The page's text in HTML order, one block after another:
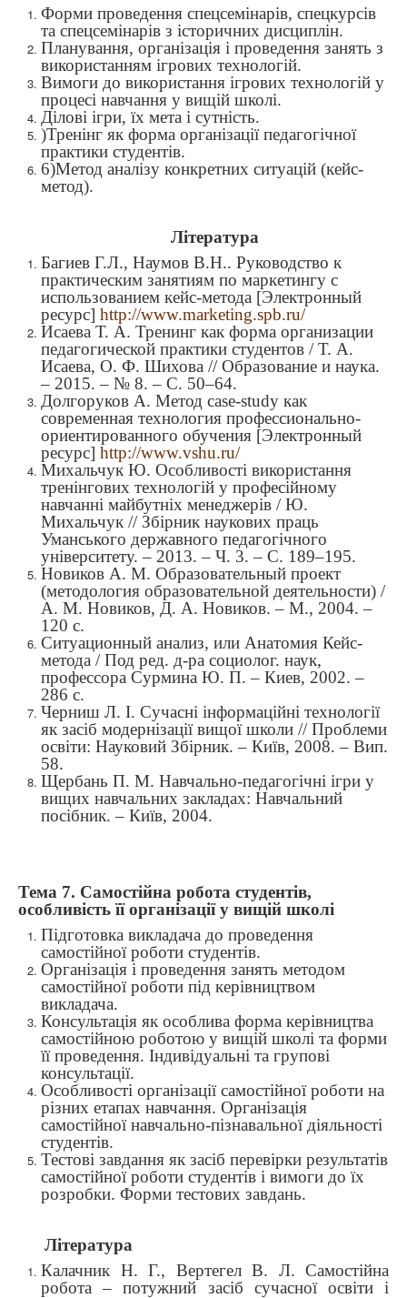
Форми проведення спецсемінарів, спецкурсів
та спецсемінарів з історичних дисциплін.
Планування, організація і проведення занять з
використанням ігрових технологій.
Вимоги до використання ігрових технологій у
процесі навчання у вищій школі.
Ділові ігри, їх мета і сутність.
)Тренінг як форма організації педагогічної
практики студентів.
6)Метод аналізу конкретних ситуацій (кейс-
метод).
Література
Багиев Г.Л., Наумов В.Н.. Руководство к
практическим занятиям по маркетингу с
использованием кейс-метода [Электронный
ресурс] http://www.marketing.spb.ru/
Исаева Т. А. Тренинг как форма организации
педагогической практики студентов / Т. А.
Исаева, О. Ф. Шихова // Образование и наука.
– 2015.– № 8.– С. 50–64.
Долгоруков А. Метод case-study как
современная технология профессионально-
ориентированного обучения [Электронный
ресурс] http://www.vshu.ru/
Михальчук Ю. Особливості використання
тренінгових технологій у професійному
навчанні майбутніх менеджерів / Ю.
Михальчук // Збірник наукових праць
Уманського державного педагогічного
університету. – 2013. – Ч. 3. – С. 189–195.
Новиков А. М. Образовательный проект
(методология образовательной деятельности) /
А. М. Новиков, Д. А. Новиков. – М., 2004. –
120 с.
Ситуационный анализ, или Анатомия Кейс-
метода / Под ред. д-ра социолог. наук,
профессора Сурмина Ю. П. – Киев, 2002. –
286 с.
Черниш Л. І. Сучасні інформаційні технології
як засіб модернізації вищої школи // Проблеми
освіти: Науковий Збірник. – Київ, 2008. – Вип.
58.
Щербань П. М. Навчально-педагогічні ігри у
вищих навчальних закладах: Навчальний
посібник. – Київ, 2004.
Тема 7. Самостійна робота студентів,
особливість її організації у вищій школі
Підготовка викладача до проведення
самостійної роботи студентів.
Організація і проведення занять методом
самостійної роботи під керівництвом
викладача.
Консультація як особлива форма керівництва
самостійною роботою у вищій школі та форми
її проведення. Індивідуальні та групові
консультації.
Особливості організації самостійної роботи на
різних етапах навчання. Організація
самостійної навчально-пізнавальної діяльності
студентів.
Тестові завдання як засіб перевірки результатів
самостійної роботи студентів і вимоги до їх
розробки. Форми тестових завдань.
Література
Калачник Н. Г., Вертегел В. Л. Самостійна
робота – потужний засіб сучасної освіти і